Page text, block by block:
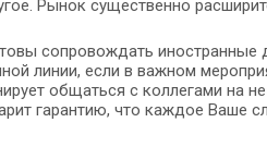
Рынок существенно
сопровождать иностранные
линии, если в важном
общаться с коллегами
гарантию, что каждое Ваше